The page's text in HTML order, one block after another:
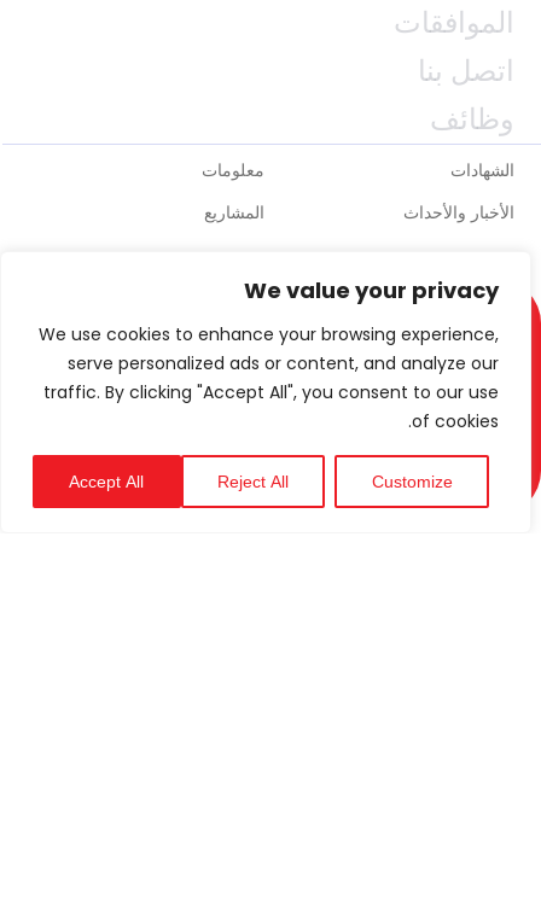
We value your privacy
We use cookies to enhance your browsing experience,
serve personalized ads or content, and analyze our
traffic. By clicking "Accept All", you consent to our use
of cookies.
Customize
Reject All
Accept All
الموافقات
اتصل بنا
وظائف
الشهادات معلومات
الأخبار والأحداث المشاريع